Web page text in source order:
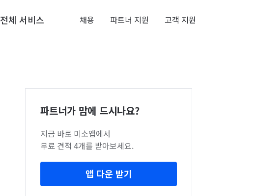
전체 서비스 채용 파트너 지원 고객 지원
파트너가 맘에 드시나요?
지금 바로 미소앱에서
무료 견적 4개를 받아보세요.
앱 다운 받기